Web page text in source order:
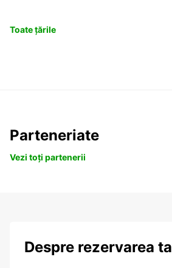
Toate țările
Parteneriate
Vezi toți partenerii
Despre rezervarea ta